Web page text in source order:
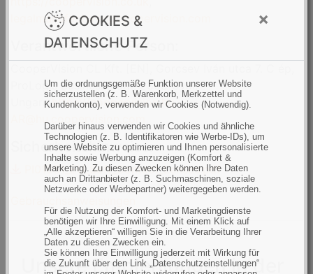
COOKIES &
DATENSCHUTZ
×
Um die ordnungsgemäße Funktion unserer Website
sicherzustellen (z. B. Warenkorb, Merkzettel und
Kundenkonto), verwenden wir Cookies (Notwendig).
Darüber hinaus verwenden wir Cookies und ähnliche
Technologien (z. B. Identifikatoren wie Werbe-IDs), um
unsere Website zu optimieren und Ihnen personalisierte
Inhalte sowie Werbung anzuzeigen (Komfort &
Marketing). Zu diesen Zwecken können Ihre Daten
auch an Drittanbieter (z. B. Suchmaschinen, soziale
Netzwerke oder Werbepartner) weitergegeben werden.
Für die Nutzung der Komfort- und Marketingdienste
benötigen wir Ihre Einwilligung. Mit einem Klick auf
„Alle akzeptieren“ willigen Sie in die Verarbeitung Ihrer
Daten zu diesen Zwecken ein.
Sie können Ihre Einwilligung jederzeit mit Wirkung für
die Zukunft über den Link „Datenschutzeinstellungen“
legalmanufacturer@coopervision.com
Verantwortliche Person:
ProLogis Business Park, 2360 Gyál,
Ungarn,https://coopervision.hu,
AR@hu.coopervision.com
Sicherheitshinweise:
PI01051_EU_Soft_Contact_Lenses.pdf
Unsere Empfehlungen in der